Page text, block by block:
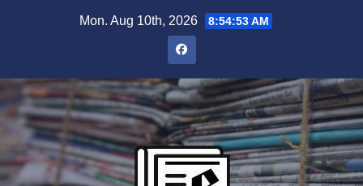
Mon. Aug 10th, 2026 8:54:54 AM